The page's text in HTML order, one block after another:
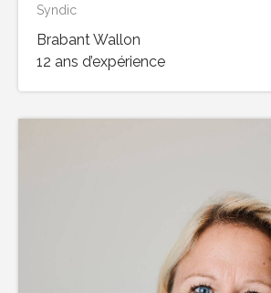
Syndic
Brabant Wallon
12 ans d’expérience